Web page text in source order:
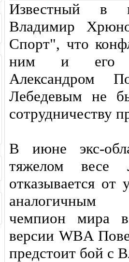
Известный в
Владимир
Спорт", что
ним и его
Александром
Лебедевым не
сотрудничеству
В июне экс-
тяжелом весе
отказывается
аналогичным
чемпион мира
версии WBA
предстоит бой с